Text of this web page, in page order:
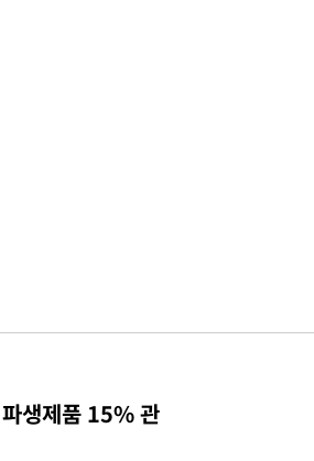
생제품 15% 관